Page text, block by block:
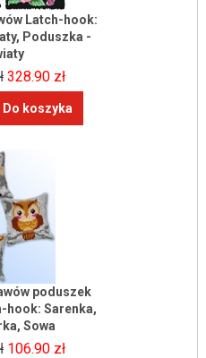
Latch-hook:
Poduszka -
328.90 zł
poduszek
hook: Sarenka,
Sowa
106.90 zł